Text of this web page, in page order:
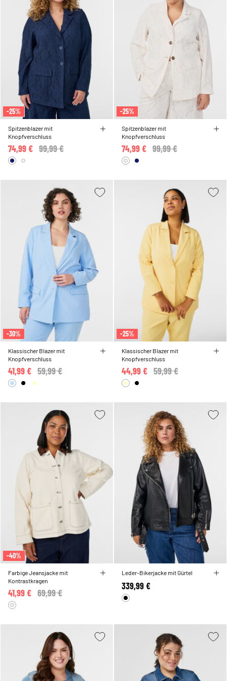
-25%
Spitzenblazer mit
Knopfverschluss
Price reduced from
99,99 €
74,99 €
-25%
Spitzenblazer mit
Knopfverschluss
Price reduced from
99,99 €
74,99 €
-30%
Klassischer Blazer mit
Knopfverschluss
Price reduced from
59,99 €
41,99 €
-25%
Klassischer Blazer mit
Knopfverschluss
Price reduced from
59,99 €
44,99 €
-40%
Farbige Jeansjacke mit
Kontrastkragen
Price reduced from
69,99 €
41,99 €
Leder-Bikerjacke mit Gürtel
339,99 €